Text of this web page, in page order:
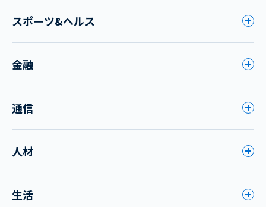
スポーツ&ヘルス
金融
通信
人材
生活